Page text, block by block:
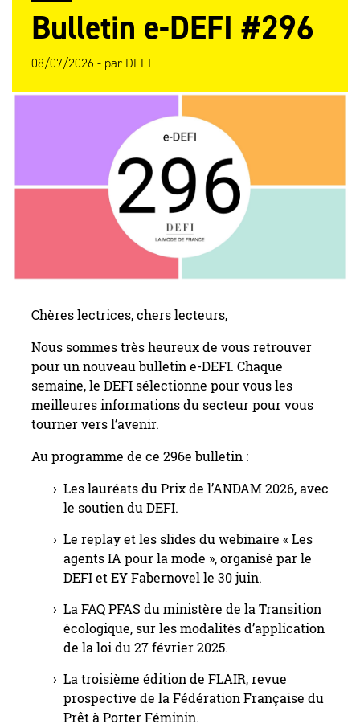
Bulletin e-DEFI #296
08/07/2026 - par DEFI
Chères lectrices, chers lecteurs,
Nous sommes très heureux de vous retrouver
pour un nouveau bulletin e-DEFI. Chaque
semaine, le DEFI sélectionne pour vous les
meilleures informations du secteur pour vous
tourner vers l’avenir.
Au programme de ce 296e bulletin :
Les lauréats du Prix de l’ANDAM 2026, avec
le soutien du DEFI.
Le replay et les slides du webinaire « Les
agents IA pour la mode », organisé par le
DEFI et EY Fabernovel le 30 juin.
La FAQ PFAS du ministère de la Transition
écologique, sur les modalités d’application
de la loi du 27 février 2025.
La troisième édition de FLAIR, revue
prospective de la Fédération Française du
Prêt à Porter Féminin.